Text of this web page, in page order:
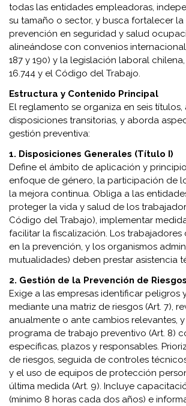
todas las entidades empleadoras,
su tamaño o sector, y busca fortalecer
prevención en seguridad y salud
alineándose con convenios
187 y 190) y la legislación laboral
16.744 y el Código del Trabajo.
Estructura y Contenido Principal
El reglamento se organiza en seis títulos,
disposiciones transitorias, y aborda
gestión preventiva:
1. Disposiciones Generales (Título I)
Define el ámbito de aplicación y
enfoque de género, la participación de
la mejora continua. Obliga a las
proteger la vida y salud de los
Código del Trabajo), implementar
facilitar la fiscalización. Los
en la prevención, y los organismos
mutualidades) deben prestar asistencia
2. Gestión de la Prevención de
Exige a las empresas identificar peligros
mediante una matriz de riesgos (Art. 7),
anualmente o ante cambios relevantes,
programa de trabajo preventivo (Art. 8)
específicas, plazos y responsables.
de riesgos, seguida de controles
y el uso de equipos de protección
última medida (Art. 9). Incluye
(mínimo 8 horas cada dos años) e